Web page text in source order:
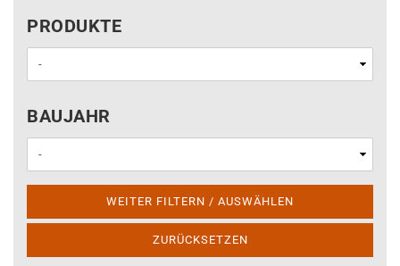
PRODUKTE
PRODUKTE
BAUJAHR
BAUJAHR
WEITER FILTERN / AUSWÄHLEN
ZURÜCKSETZEN